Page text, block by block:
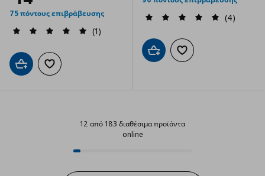
75 πόντους επιβράβευσης
(1)
Προσθήκη στο καλάθι
Προσθήκη στα αγαπημένα
(4)
Προσθήκη στο καλάθι
Προσθήκη στα
12 από 183 διαθέσιμα προϊόντα
online
Progress: